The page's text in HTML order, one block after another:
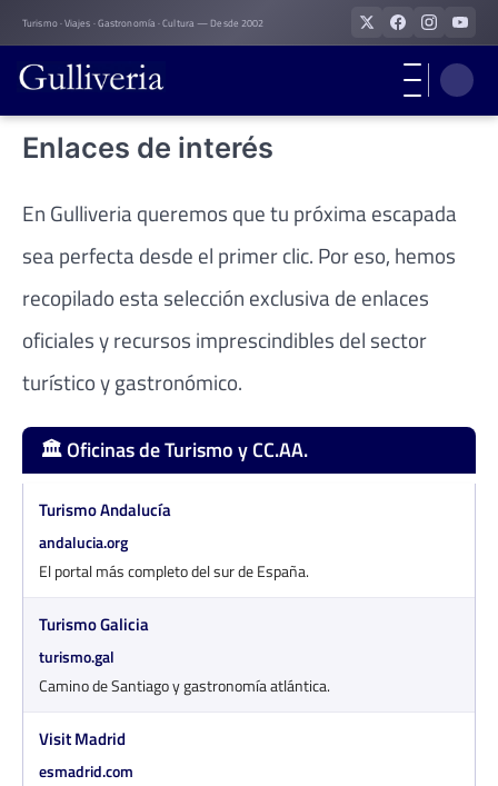
Skip
to
content
Turismo · Viajes · Gastronomía · Cultura — Desde 2002
Enlaces de interés
En Gulliveria queremos que tu próxima escapada
sea perfecta desde el primer clic. Por eso, hemos
recopilado esta selección exclusiva de enlaces
oficiales y recursos imprescindibles del sector
turístico y gastronómico.
🏛️ Oficinas de Turismo y CC.AA.
Turismo Andalucía
andalucia.org
El portal más completo del sur de España.
Turismo Galicia
turismo.gal
Camino de Santiago y gastronomía atlántica.
Visit Madrid
esmadrid.com